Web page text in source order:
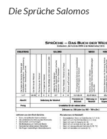
Die Sprüche Salomos